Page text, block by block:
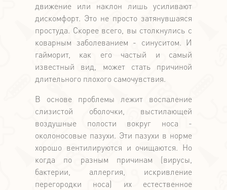
движение или наклон лишь усиливают
дискомфорт. Это не просто затянувшаяся
простуда. Скорее всего, вы столкнулись с
коварным заболеванием - синуситом. И
гайморит, как его частый и самый
известный вид, может стать причиной
длительного плохого самочувствия.
В основе проблемы лежит воспаление
слизистой оболочки, выстилающей
воздушные полости вокруг носа -
околоносовые пазухи. Эти пазухи в норме
хорошо вентилируются и очищаются. Но
когда по разным причинам (вирусы,
бактерии, аллергия, искривление
перегородки носа) их естественное